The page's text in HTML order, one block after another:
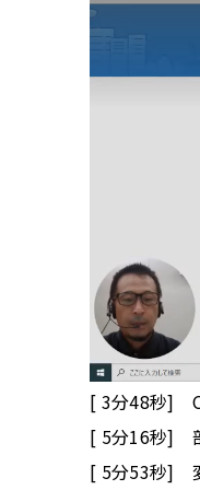
＜本動画の
[ 3分48秒]
[ 5分16秒]
[ 5分53秒]